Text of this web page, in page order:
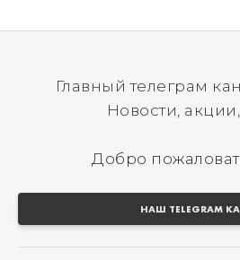
Главный телеграм
Новости,
Добро
НАШ TELEGRAM